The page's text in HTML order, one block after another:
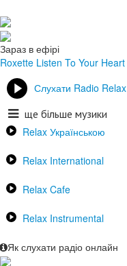
Зараз в ефірі
Roxette Listen To Your Heart
Слухати Radio Relax
ще більше музики
Relax Українською
Relax International
Relax Cafe
Relax Instrumental
Як слухати радіо онлайн